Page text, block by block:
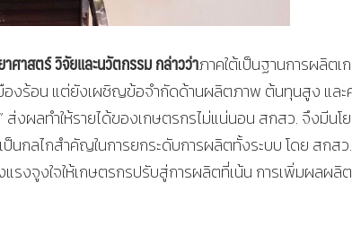
าสตร์ วิจัยและนวัตกรรม กล่าวว่าภาคใต้เป็นฐานการผลิตเ
องร้อน แต่ยังเผชิญข้อจำกัดด้านผลิตภาพ ต้นทุนสูง และ
ส่งผลทำให้รายได้ของเกษตรกรไม่แน่นอน สกสว. จึงมีนโ
กลไกสำคัญในการยกระดับการผลิตทั้งระบบ โดย สกสว
งจูงใจให้เกษตรกรปรับสู่การผลิตที่เน้น การเพิ่มผลผลิ